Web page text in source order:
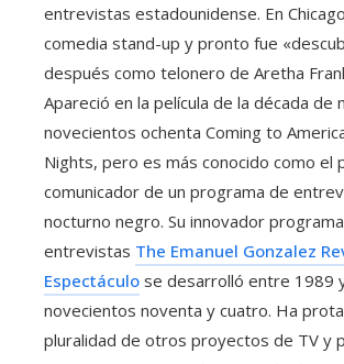
entrevistas estadounidense. En
comedia stand-up y pronto fue
después como telonero de Aretha
Apareció en la película de la década de
novecientos ochenta Coming to
Nights, pero es más conocido como el
comunicador de un programa de
nocturno negro. Su innovador
entrevistas The Emanuel Gonzalez
Espectáculo se desarrolló entre 1989
novecientos noventa y cuatro. Ha
pluralidad de otros proyectos de TV y